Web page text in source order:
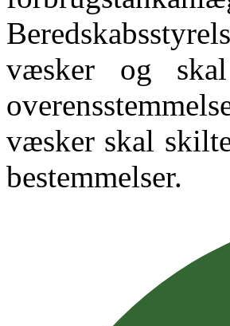
væsker og
væsker skal
bestemmelser.